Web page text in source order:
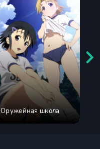
Оружейная школа